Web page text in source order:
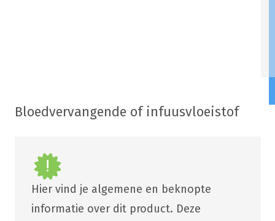
Bloedvervangende of infuusvloeistof
Hier vind je algemene en beknopte
informatie over dit product. Deze